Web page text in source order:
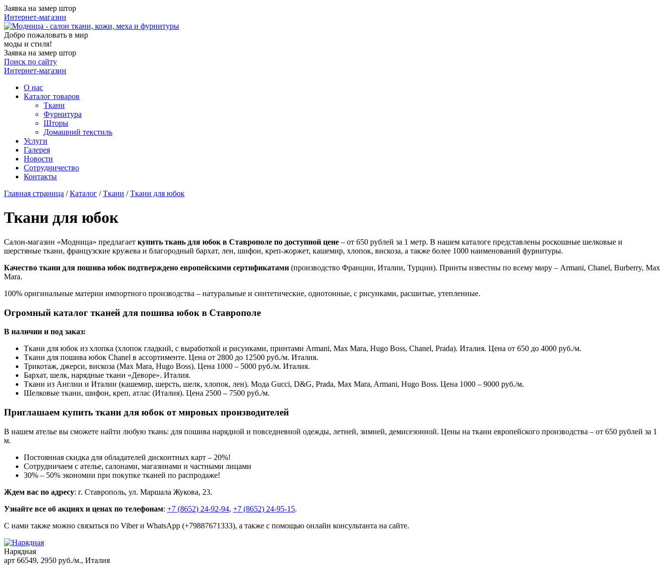
Заявка на замер штор
Интернет-магазин
Добро пожаловать в мир
моды и стиля!
Заявка на замер штор
Поиск по сайту
Интернет-магазин
О нас
Каталог товаров
Ткани
Фурнитура
Шторы
Домашний текстиль
Услуги
Галерея
Новости
Сотрудничество
Контакты
Главная страница /Каталог /Ткани /Ткани для юбок
Ткани для юбок
Салон-магазин «Модница» предлагает купить ткань для юбок в Ставрополе по доступной цене – от 650 рублей за 1 метр. В нашем каталоге представлены роскошные шелковые и
шерстяные ткани, французские кружева и благородный бархат, лен, шифон, креп-жоржет, кашемир, хлопок, вискоза, а также более 1000 наименований фурнитуры.
Качество ткани для пошива юбок подтверждено европейскими сертификатами (производство Франции, Италии, Турции). Принты известны по всему миру – Armani, Chanel, Burberry, Max
Mara.
100% оригинальные материи импортного производства – натуральные и синтетические, однотонные, с рисунками, расшитые, утепленные.
Огромный каталог тканей для пошива юбок в Ставрополе
В наличии и под заказ:
Ткани для юбок из хлопка (хлопок гладкий, с выработкой и рисунками, принтами Armani, Max Mara, Hugo Boss, Chanel, Prada). Италия. Цена от 650 до 4000 руб./м.
Ткани для пошива юбок Chanel в ассортименте. Цена от 2800 до 12500 руб./м. Италия.
Трикотаж, джерси, вискоза (Max Mara, Hugo Boss). Цена 1000 – 5000 руб./м. Италия.
Бархат, шелк, нарядные ткани «Деворе». Италия.
Ткани из Англии и Италии (кашемир, шерсть, шелк, хлопок, лен). Мода Gucci, D&G, Prada, Max Mara, Armani, Hugo Boss. Цена 1000 – 9000 руб./м.
Шелковые ткани, шифон, креп, атлас (Италия). Цена 2500 – 7500 руб./м.
Приглашаем купить ткани для юбок от мировых производителей
В нашем ателье вы сможете найти любую ткань: для пошива нарядной и повседневной одежды, летней, зимней, демисезонной. Цены на ткани европейского производства – от 650 рублей за 1
м.
Постоянная скидка для обладателей дисконтных карт – 20%!
Сотрудничаем с ателье, салонами, магазинами и частными лицами
30% – 50% экономии при покупке тканей по распродаже!
Ждем вас по адресу: г. Ставрополь, ул. Маршала Жукова, 23.
Узнайте все об акциях и ценах по телефонам: +7 (8652) 24-92-94, +7 (8652) 24-95-15.
С нами также можно связаться по Viber и WhatsApp (+79887671333), а также с помощью онлайн консультанта на сайте.
Нарядная
арт 66549, 2950 руб./м., Италия